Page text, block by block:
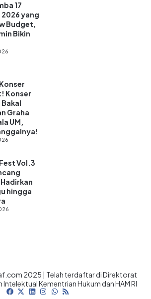
17
yang
Budget,
Bikin
Konser
Graha
UM,
Vol.3
hingga
2025 | Telah terdaftar di Direktorat
Intelektual Kementrian Hukum dan HAM RI